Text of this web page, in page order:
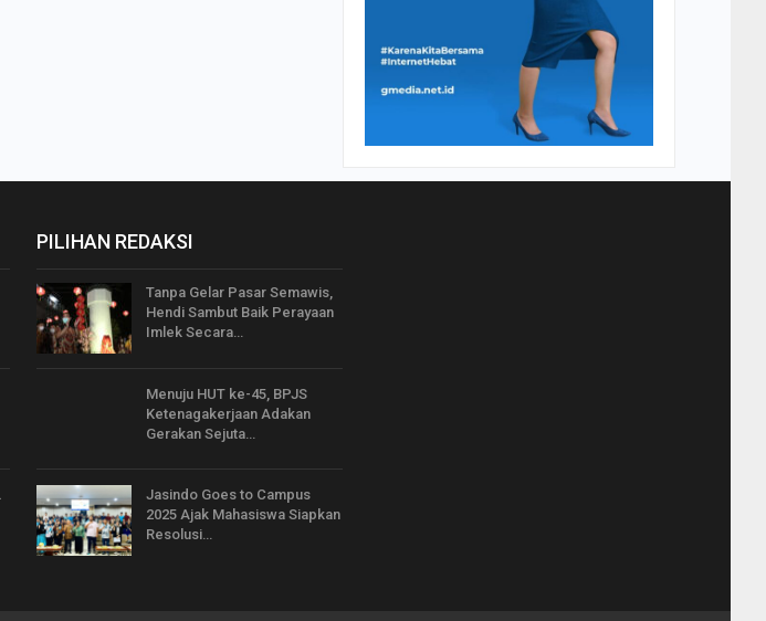
PILIHAN REDAKSI
Tanpa Gelar Pasar Semawis,
Hendi Sambut Baik Perayaan
Imlek Secara…
Menuju HUT ke-45, BPJS
Ketenagakerjaan Adakan
Gerakan Sejuta…
Jasindo Goes to Campus
2025 Ajak Mahasiswa Siapkan
Resolusi…